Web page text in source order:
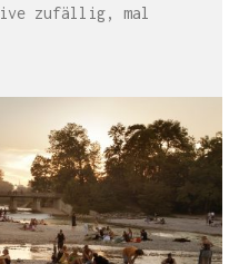
zufällig, mal